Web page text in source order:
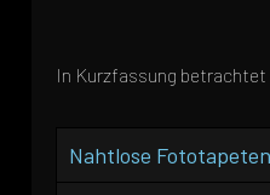
In Kurzfassung betrachtet
Nahtlose Fototapeten